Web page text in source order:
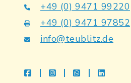
+49 (0) 9471 99220
+49 (0) 9471 97852
info@teublitz.de
facebookinstagramwhatsapplinkedin